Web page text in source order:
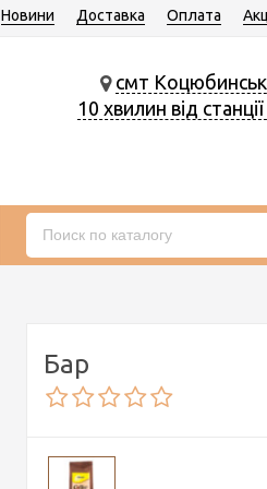
Новини Доставка Оплата
смт
10 хвилин від
Бар